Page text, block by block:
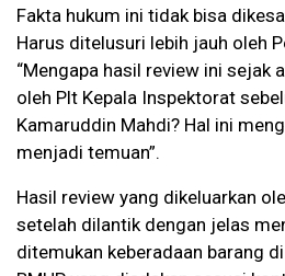
Fakta hukum ini tidak bisa
Harus ditelusuri lebih jauh oleh
“Mengapa hasil review ini sejak
oleh Plt Kepala Inspektorat
Kamaruddin Mahdi? Hal ini
menjadi temuan”.
Hasil review yang dikeluarkan
setelah dilantik dengan jelas
ditemukan keberadaan barang